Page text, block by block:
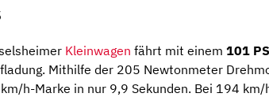
Kleinwagen fährt mit einem 101 PS
Mithilfe der 205 Newtonmeter
h-Marke in nur 9,9 Sekunden. Bei 194 km/